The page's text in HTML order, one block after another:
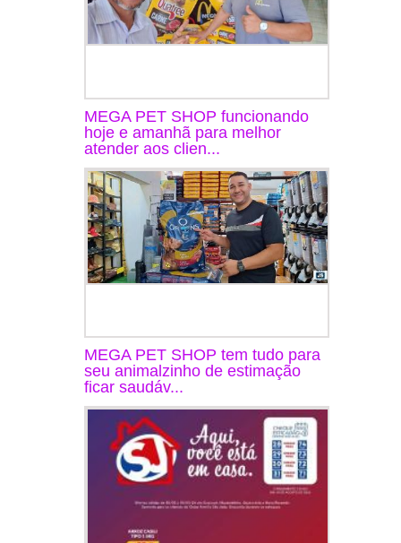
MEGA PET SHOP funcionando
hoje e amanhã para melhor
atender aos clien...
MEGA PET SHOP tem tudo para
seu animalzinho de estimação
ficar saudáv...